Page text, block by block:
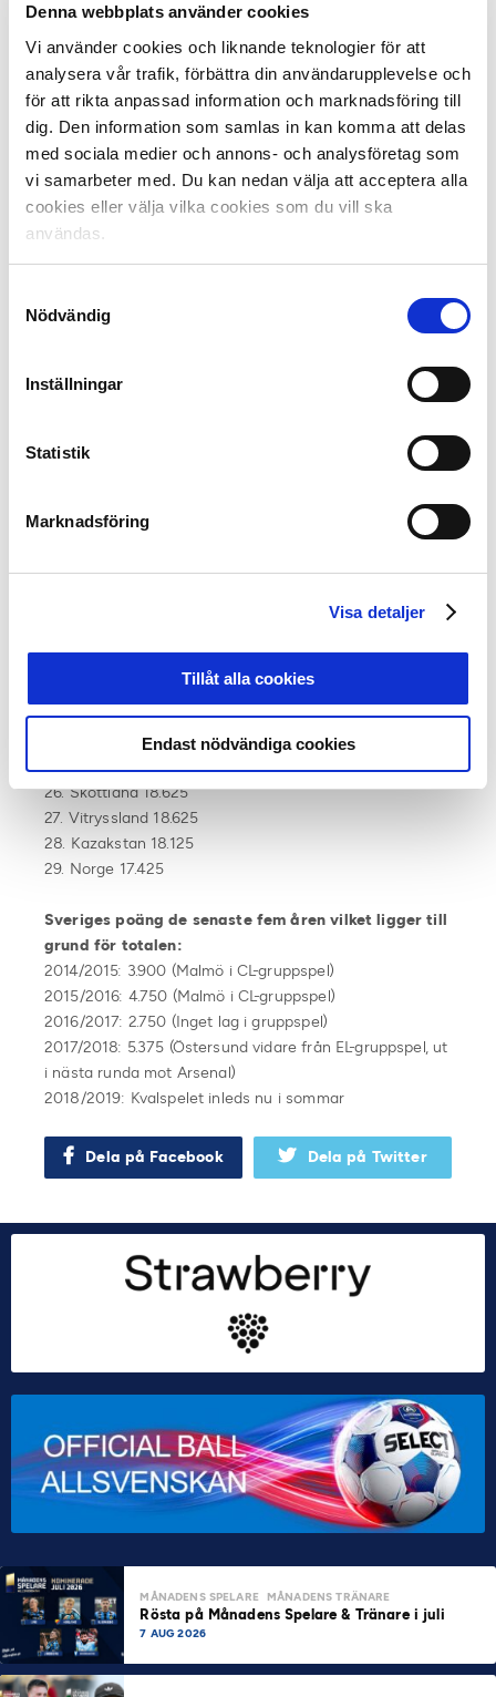
Denna webbplats använder cookies
Vi använder cookies och liknande teknologier för att
analysera vår trafik, förbättra din användarupplevelse och
för att rikta anpassad information och marknadsföring till
dig. Den information som samlas in kan komma att delas
med sociala medier och annons- och analysföretag som
vi samarbeter med. Du kan nedan välja att acceptera alla
cookies eller välja vilka cookies som du vill ska
användas.
Nödvändig
Inställningar
Statistik
Marknadsföring
Visa detaljer
Tillåt alla cookies
Endast nödvändiga cookies
Fakta UEFA:s ligaranking:
Baseras på de senaste fem säsongernas spel i
Europa.
Ju högre placering för en liga desto större
Plats 15 och uppåt innebär fler lag i kvalet till
plats 13 på UEFA-rankingen och för Champions
vänta så pass långt som att inleda kvalspelet i
playoff krävs som sämst plats 12 i rankingen.
23. Azerbajdzjan 19.125
24. Bulgarien 19.125
25. Serbien 18.750
26. Skottland 18.625
27. Vitryssland 18.625
28. Kazakstan 18.125
29. Norge 17.425
Sveriges poäng de senaste fem åren vilket ligger till
grund för totalen:
2014/2015: 3.900 (Malmö i CL-gruppspel)
2015/2016: 4.750 (Malmö i CL-gruppspel)
2016/2017: 2.750 (Inget lag i gruppspel)
2017/2018: 5.375 (Östersund vidare från EL-gruppspel, ut
i nästa runda mot Arsenal)
2018/2019: Kvalspelet inleds nu i sommar
Dela på Facebook Dela på Twitter
MÅNADENS SPELARE MÅNADENS TRÄNARE
Rösta på Månadens Spelare & Tränare i juli
7 AUG 2026